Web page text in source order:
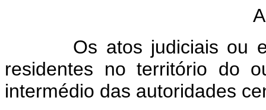
Os atos judiciais ou
residentes no território do
intermédio das autoridades